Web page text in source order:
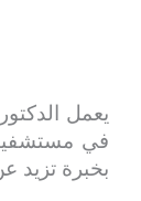
يعمل
بخبرة تزيد عن 13